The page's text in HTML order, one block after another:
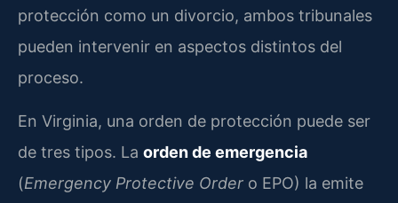
protección como un divorcio, ambos tribunales
pueden intervenir en aspectos distintos del
proceso.
En Virginia, una orden de protección puede ser
de tres tipos. La orden de emergencia
(Emergency Protective Order o EPO) la emite